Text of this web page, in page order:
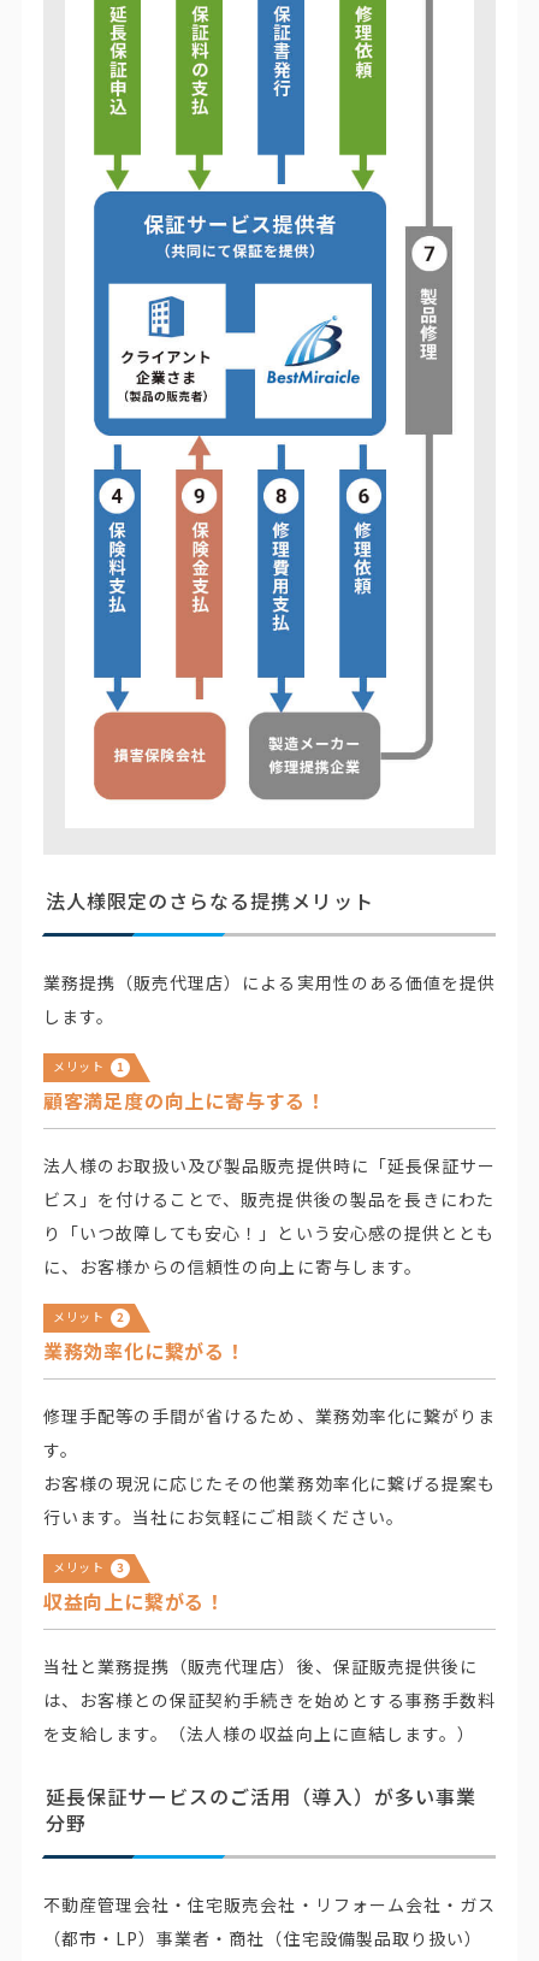
法人様限定のさらなる提携メリット
業務提携（販売代理店）による実用性のある価値を提供
します。
メリット 1
顧客満足度の向上に寄与する！
法人様のお取扱い及び製品販売提供時に「延長保証サー
ビス」を付けることで、販売提供後の製品を長きにわた
り「いつ故障しても安心！」という安心感の提供ととも
に、お客様からの信頼性の向上に寄与します。
メリット 2
業務効率化に繋がる！
修理手配等の手間が省けるため、業務効率化に繋がりま
す。
お客様の現況に応じたその他業務効率化に繋げる提案も
行います。当社にお気軽にご相談ください。
メリット 3
収益向上に繋がる！
当社と業務提携（販売代理店）後、保証販売提供後に
は、お客様との保証契約手続きを始めとする事務手数料
を支給します。（法人様の収益向上に直結します。）
延長保証サービスのご活用（導入）が多い事業
分野
不動産管理会社・住宅販売会社・リフォーム会社・ガス
（都市・LP）事業者・商社（住宅設備製品取り扱い）